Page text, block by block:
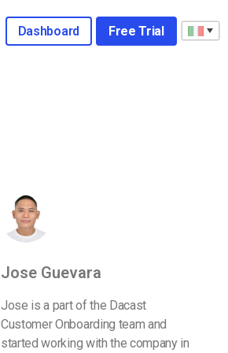
Dashboard Free Trial
Jose Guevara
Jose is a part of the Dacast
Customer Onboarding team and
started working with the company in